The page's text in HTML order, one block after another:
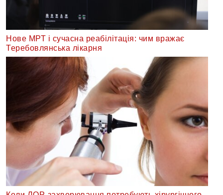
Нове МРТ і сучасна реабілітація: чим вражає
Теребовлянська лікарня